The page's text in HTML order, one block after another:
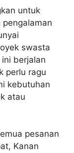
untuk
swasta
berjalan
perlu ragu
kebutuhan
atau
pesanan
Kanan